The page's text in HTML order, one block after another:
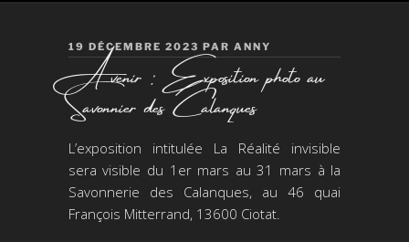
PUBLIÉ
LE
19 DÉCEMBRE 2023 PAR ANNY
A venir : Exposition photo au
Savonnier des Calanques
L’exposition intitulée La Réalité invisible
sera visible du 1er mars au 31 mars à la
Savonnerie des Calanques, au 46 quai
François Mitterrand, 13600 Ciotat.